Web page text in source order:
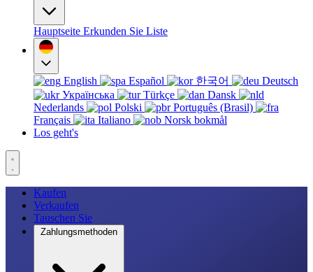
Hauptseite Erkunden Sie Liste
English Español 한국어
Deutsch
Українська
Türkçe
Dansk
Nederlands
Polski
Português (Brasil)
Français
Italiano
Norsk bokmål
Los geht's
Kaufen
Verkaufen
Tauschen Sie
Zahlungsmethoden